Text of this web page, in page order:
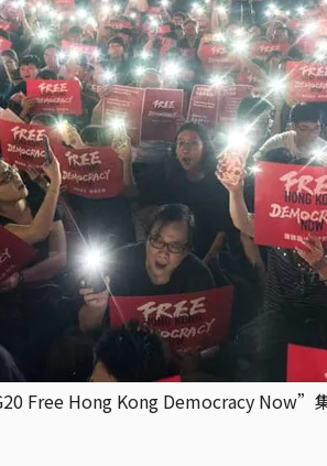
Free Hong Kong Democracy Now”集